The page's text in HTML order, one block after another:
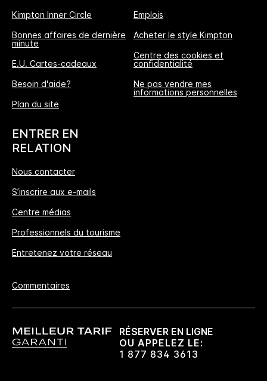
Kimpton Inner Circle
Bonnes affaires de dernière
minute
E.U. Cartes-cadeaux
Besoin d'aide?
Plan du site
Emplois
Acheter le style Kimpton
Centre des cookies et
confidentialité
Ne pas vendre mes
informations personnelles
ENTRER EN
RELATION
Nous contacter
S’inscrire aux e-mails
Centre médias
Professionnels du tourisme
Entretenez votre réseau
Commentaires
RÉSERVER EN LIGNE
OU APPELEZ LE:
1 877 834 3613
L'Avantage Réservation Directe
MEILLEUR TARIF GARANTI
Nous vous promettons le prix le plus bas
et multiplierons les points IHG® One Rewards
offerts par 5, jusqu’à 40000-points au
maximum.
Votre chambre est garantie.
Pas de frais de réservation​!
facturés.